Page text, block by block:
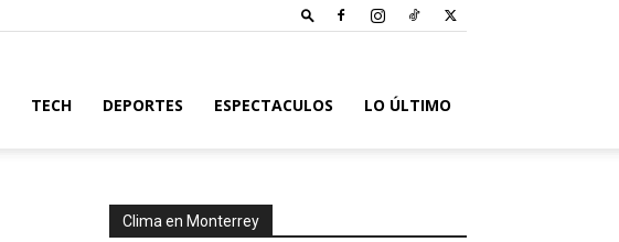
TECH DEPORTES ESPECTACULOS LO ÚLTIMO
Clima en Monterrey